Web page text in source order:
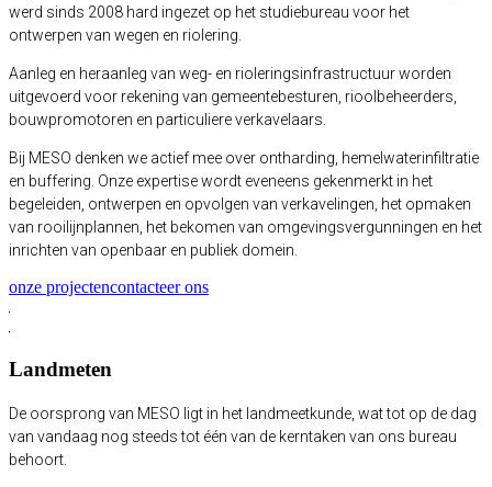
werd sinds 2008 hard ingezet op het studiebureau voor het
ontwerpen van wegen en riolering.
Aanleg en heraanleg van weg- en rioleringsinfrastructuur worden
uitgevoerd voor rekening van gemeentebesturen, rioolbeheerders,
bouwpromotoren en particuliere verkavelaars.
Bij MESO denken we actief mee over ontharding, hemelwaterinfiltratie
en buffering. Onze expertise wordt eveneens gekenmerkt in het
begeleiden, ontwerpen en opvolgen van verkavelingen, het opmaken
van rooilijnplannen, het bekomen van omgevingsvergunningen en het
inrichten van openbaar en publiek domein.
onze projectencontacteer ons
Landmeten
De oorsprong van MESO ligt in het landmeetkunde, wat tot op de dag
van vandaag nog steeds tot één van de kerntaken van ons bureau
behoort.